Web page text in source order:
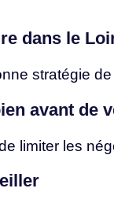
dans le
stratégie
avant de
limiter les